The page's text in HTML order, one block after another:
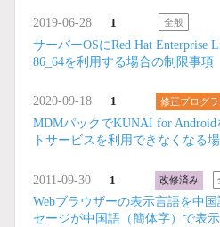
2019-06-28 1 全般
サーバーOSにRed Hat Enterprise
86_64を利用する場合の制限事項
2020-09-18 1 修正プログラ
MDMパックでKUNAI for
トサービスを利用できなくなる場
2011-09-30 1 改修済み
Webブラウザーの表示言語を中
セージが中国語（簡体字）で表示